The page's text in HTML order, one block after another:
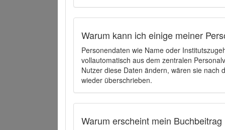
Warum kann ich einige meiner
Personendaten wie Name oder
vollautomatisch aus dem zentralen
Nutzer diese Daten ändern, wären sie
wieder überschrieben.
Warum erscheint mein